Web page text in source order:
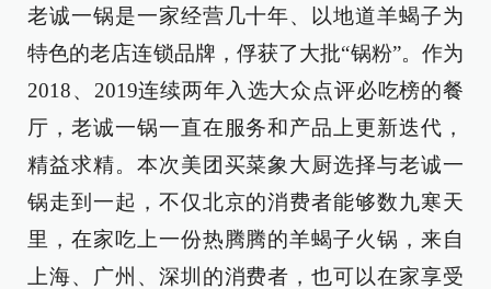
老诚一锅是一家经营几十年、以地道羊蝎子为
特色的老店连锁品牌，俘获了大批“锅粉”。作为
2018、2019连续两年入选大众点评必吃榜的餐
厅，老诚一锅一直在服务和产品上更新迭代，
精益求精。本次美团买菜象大厨选择与老诚一
锅走到一起，不仅北京的消费者能够数九寒天
里，在家吃上一份热腾腾的羊蝎子火锅，来自
上海、广州、深圳的消费者，也可以在家享受